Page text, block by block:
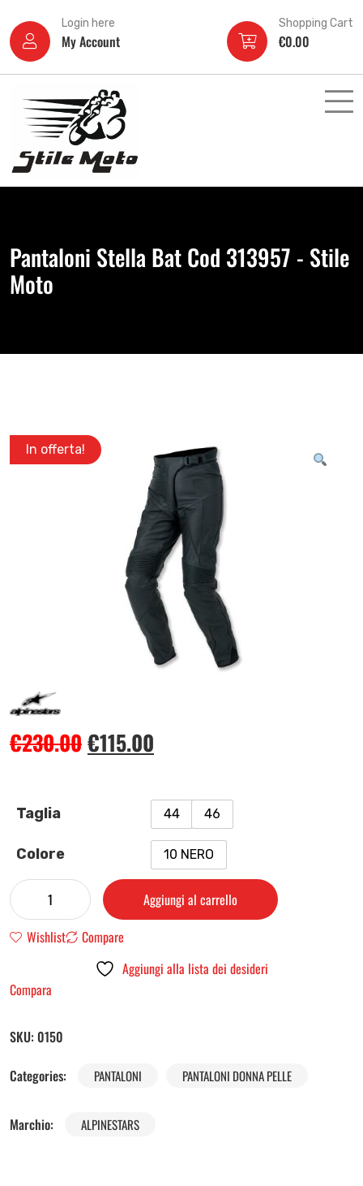
Login here
My Account
Shopping Cart
€0.00
Pantaloni Stella Bat Cod 313957 - Stile
Moto
In offerta!
€230.00€115.00
Taglia 44 46
Colore 10 NERO
Aggiungi al carrello
Wishlist
Compare
Aggiungi alla lista dei desideri
Compara
SKU: 0150
Categories:
PANTALONI PANTALONI DONNA PELLE
Marchio: ALPINESTARS